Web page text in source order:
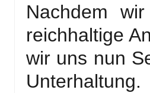
Nachdem
reichhaltige
wir uns nun